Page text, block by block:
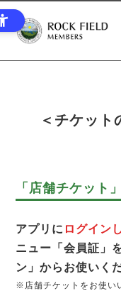
＜チケット
「店舗チケット
アプリに ログイン
ニュー「会員証」
ン」からお使いく
※店舗チケットをお使い